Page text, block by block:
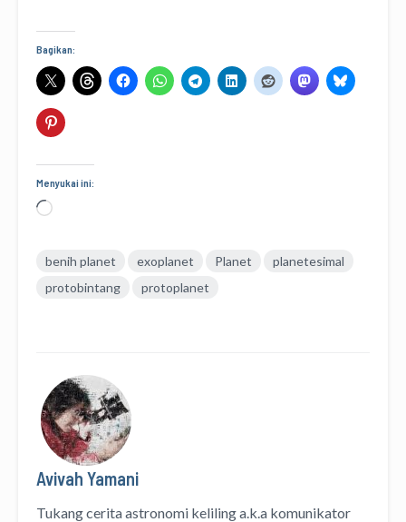
Bagikan:
Menyukai ini:
Memuat...
benih planet exoplanet Planet
planetesimal
protobintang
protoplanet
Avivah Yamani
Tukang cerita astronomi kelilinga.k.a komunikator